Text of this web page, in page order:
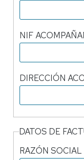
NIF
DIRECCIÓN
DATOS DE
RAZÓN SOCIAL